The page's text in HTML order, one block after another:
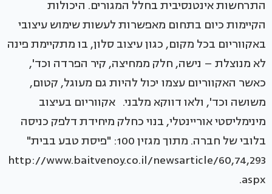
התרחשות אינטנסיבית בחלל המגורים. היכולות
הקיימות כיום בתחום מאפשרות לעשות שימוש עיצובי
באקווריום בכל מקום, כגון עיצוב סלון, בו מתקיימת פינה
לא מנוצלת – נישה, חלק ממחיצה, קיר הפרדה וכד',
כאשר האקווריום עצמו יכול להיות גם מעוגל, קטום,
משושה וכד', ולאו דווקא מלבני. אקווריום בעיצוב
מינימליסטי אוריינטלי, בנוי כחלק מיחידת דלפק כניסה
בלובי של חברה. מתוך מגזין 100: "פיסת טבע בבית"
http://www.baitvenoy.co.il/newsarticle/60,74,293
.aspx